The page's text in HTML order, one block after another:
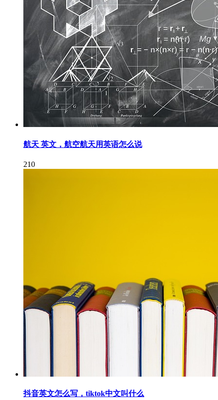
航天 英文，航空航天用英语怎么说
210
抖音英文怎么写，tiktok中文叫什么